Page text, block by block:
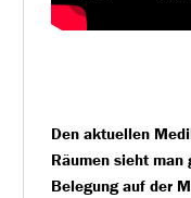
Den aktuellen
Räumen sieht
Belegung auf der